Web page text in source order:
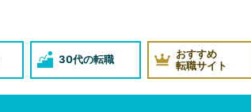
30代の転職
おすすめ
転職サイト